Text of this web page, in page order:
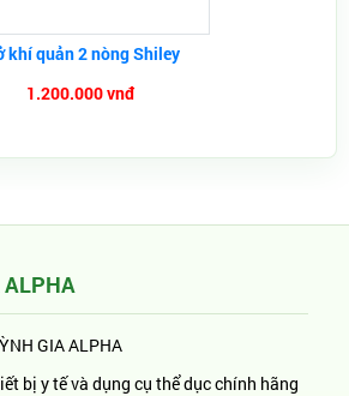
khí quản 2 nòng Shiley
1.200.000 vnđ
ALPHA
GIA ALPHA
bị y tế và dụng cụ thể dục chính hãng